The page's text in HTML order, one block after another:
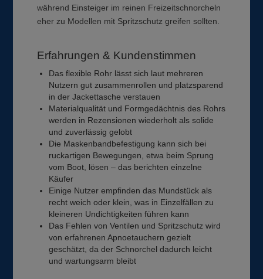
während Einsteiger im reinen Freizeitschnorcheln
eher zu Modellen mit Spritzschutz greifen sollten.
Erfahrungen & Kundenstimmen
Das flexible Rohr lässt sich laut mehreren
Nutzern gut zusammenrollen und platzsparend
in der Jackettasche verstauen
Materialqualität und Formgedächtnis des Rohrs
werden in Rezensionen wiederholt als solide
und zuverlässig gelobt
Die Maskenbandbefestigung kann sich bei
ruckartigen Bewegungen, etwa beim Sprung
vom Boot, lösen – das berichten einzelne
Käufer
Einige Nutzer empfinden das Mundstück als
recht weich oder klein, was in Einzelfällen zu
kleineren Undichtigkeiten führen kann
Das Fehlen von Ventilen und Spritzschutz wird
von erfahrenen Apnoetauchern gezielt
geschätzt, da der Schnorchel dadurch leicht
und wartungsarm bleibt